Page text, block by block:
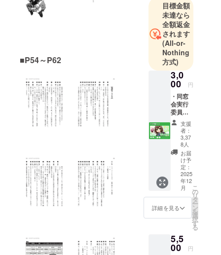
■P54～P62
目標金額
未達なら
全額返金
されます
(All-or-
Nothing
方式)
3,0
00 円
・同窓
会実行
委員よ
りお礼
のメッ
セージ
【☆1】
・活動
報告
「同窓
会だよ
り」閲
覧権
【☆2】
・原
き下ろ
しコラ
支援
者：
3,37
8人
お届
け予
定：
2025
年12
月
詳細を見る
こ
の
リ
タ
ー
ン
を
選
択
す
る
5,5
00 円